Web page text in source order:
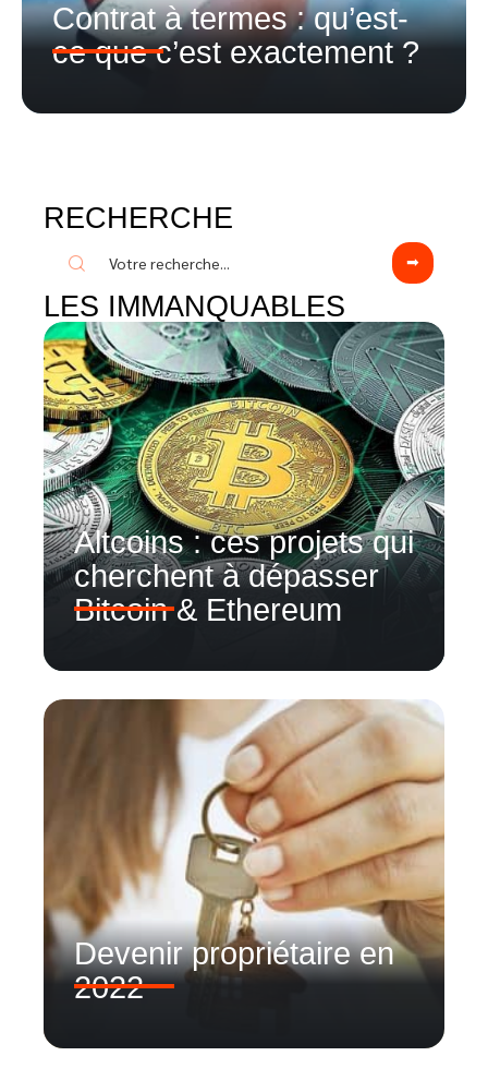
Contrat à termes : qu’est-
ce que c’est exactement ?
RECHERCHE
LES IMMANQUABLES
Altcoins : ces projets qui
cherchent à dépasser
Bitcoin & Ethereum
Devenir propriétaire en
2022